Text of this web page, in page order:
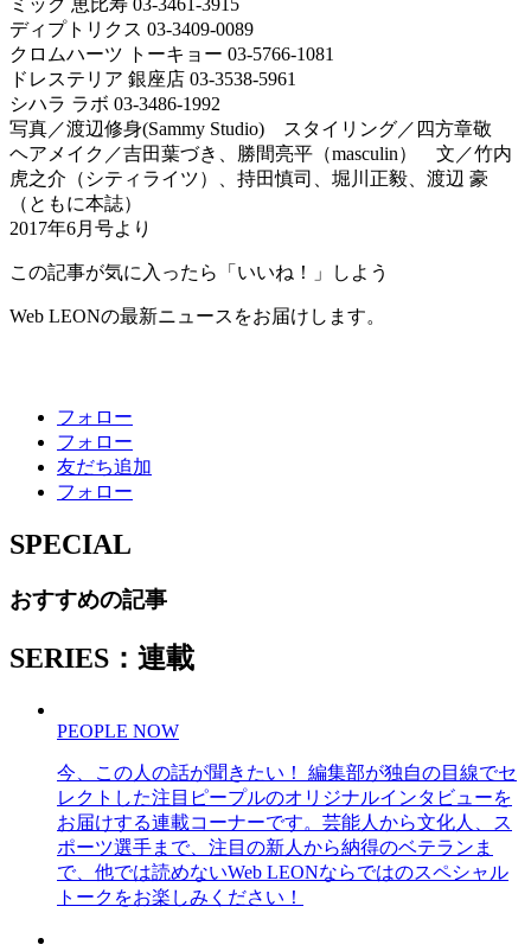
ディプトリクス 03-3409-0089
クロムハーツ トーキョー 03-5766-1081
ドレステリア 銀座店 03-3538-5961
シハラ ラボ 03-3486-1992
写真／渡辺修身(Sammy Studio) スタイリング／四方章敬
ヘアメイク／吉田葉づき、勝間亮平（masculin） 文／竹内
虎之介（シティライツ）、持田慎司、堀川正毅、渡辺 豪
（ともに本誌）
2017年6月号より
この記事が気に入ったら「いいね！」しよう
Web LEONの最新ニュースをお届けします。
フォロー
フォロー
友だち追加
フォロー
SPECIAL
おすすめの記事
SERIES：連載
PEOPLE NOW
今、この人の話が聞きたい！ 編集部が独自の目線でセ
レクトした注目ピープルのオリジナルインタビューを
お届けする連載コーナーです。芸能人から文化人、ス
ポーツ選手まで、注目の新人から納得のベテランま
で、他では読めないWeb LEONならではのスペシャル
トークをお楽しみください！